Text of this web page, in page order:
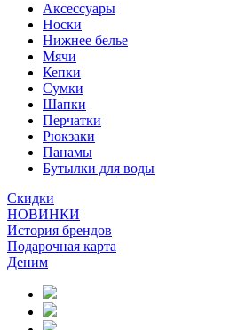
Аксессуары
Носки
Нижнее белье
Мячи
Кепки
Сумки
Шапки
Перчатки
Рюкзаки
Панамы
Бутылки для воды
Скидки
НОВИНКИ
История брендов
Подарочная карта
Деним